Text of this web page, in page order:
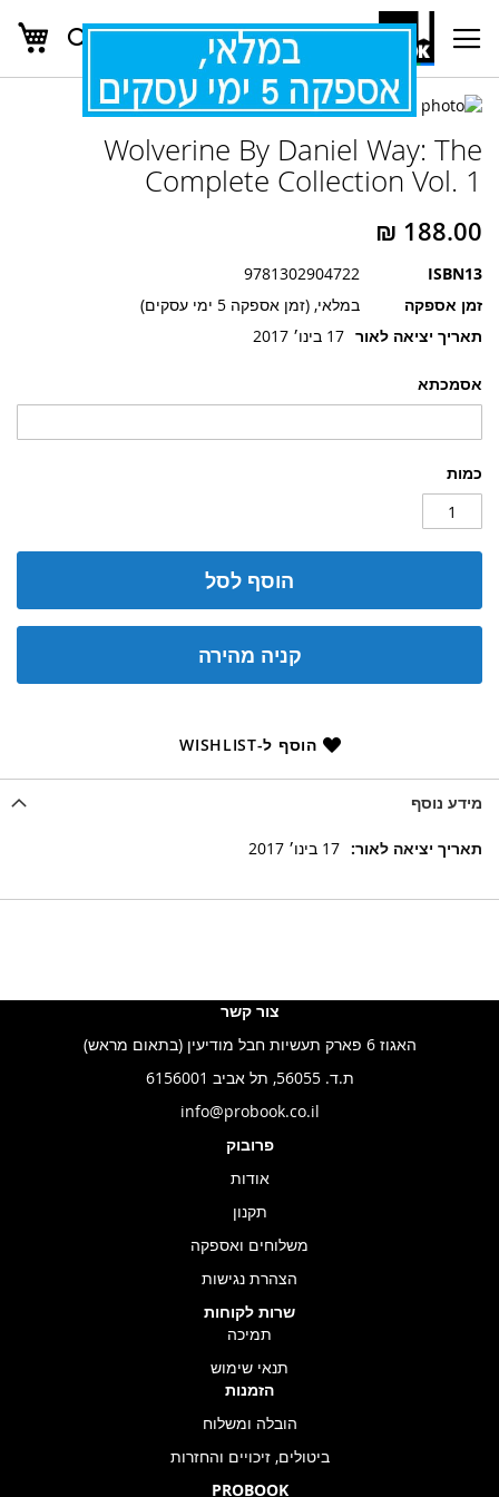
Skip
Content
חפש
אסמכתא
כמות
הוסף לסל
קניה מהירה
הוסף ל-WISHLIST
Wolverine By Daniel Way: The
Complete Collection Vol. 1
ISBN13
9781302904722
זמן אספקה
במלאי, (זמן אספקה 5 ימי עסקים)
תאריך יציאה לאור 17 בינו׳ 2017
לדלג
של
גלריית
תמונות
להתחלה
של
גלריית
מידע נוסף
מידע
17 בינו׳ 2017
צור קשר
האגוז 6 פארק תעשיות חבל מודיעין (בתאום מראש)
ת.ד. 56055, תל אביב 6156001
info@probook.co.il
פרובוק
אודות
תקנון
משלוחים ואספקה
הצהרת נגישות
שרות לקוחות
תמיכה
תנאי שימוש
הזמנות
הובלה ומשלוח
ביטולים, זיכויים והחזרות
PROBOOK